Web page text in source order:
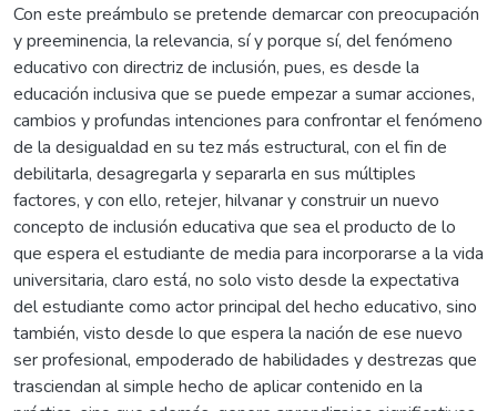
Con este preámbulo se pretende demarcar con preocupación
y preeminencia, la relevancia, sí y porque sí, del fenómeno
educativo con directriz de inclusión, pues, es desde la
educación inclusiva que se puede empezar a sumar acciones,
cambios y profundas intenciones para confrontar el fenómeno
de la desigualdad en su tez más estructural, con el fin de
debilitarla, desagregarla y separarla en sus múltiples
factores, y con ello, retejer, hilvanar y construir un nuevo
concepto de inclusión educativa que sea el producto de lo
que espera el estudiante de media para incorporarse a la vida
universitaria, claro está, no solo visto desde la expectativa
del estudiante como actor principal del hecho educativo, sino
también, visto desde lo que espera la nación de ese nuevo
ser profesional, empoderado de habilidades y destrezas que
trasciendan al simple hecho de aplicar contenido en la